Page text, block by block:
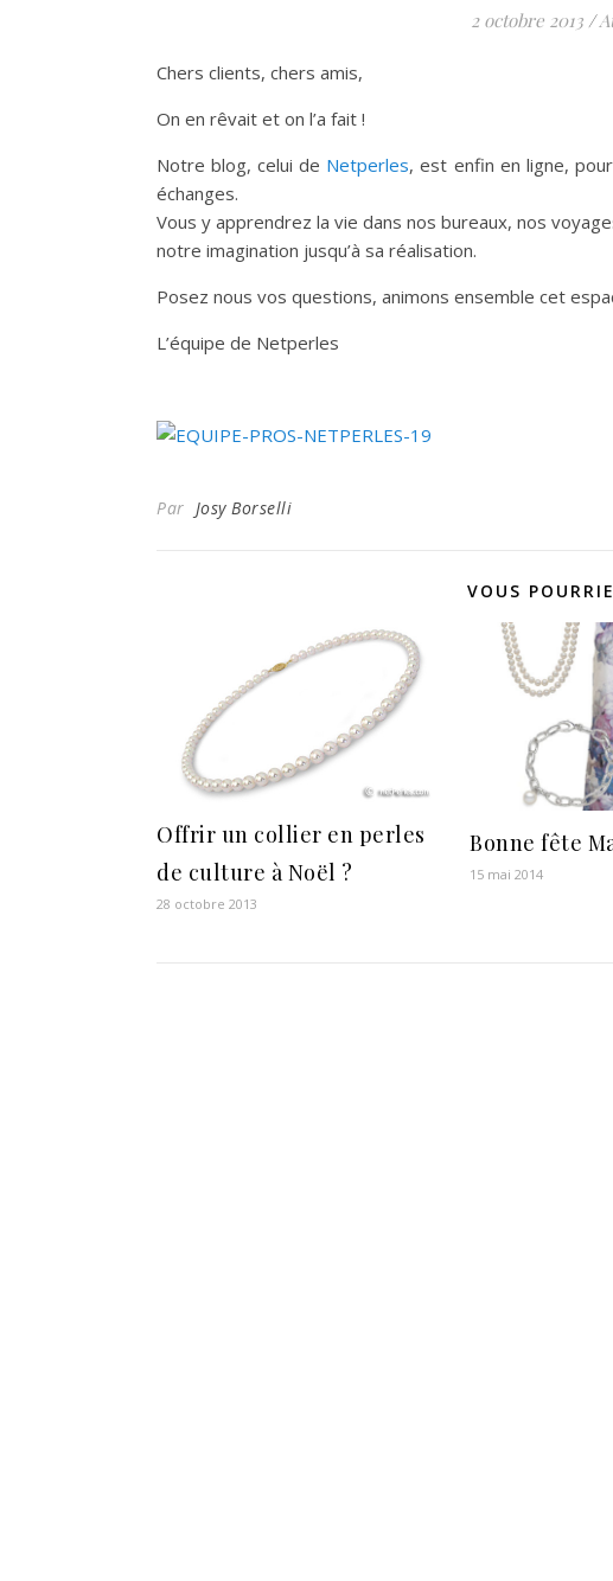
2 octobre 2013 /
Chers clients, chers amis,
On en rêvait et on l’a fait !
Notre blog, celui de Netperles, est enfin en ligne,
échanges.
Vous y apprendrez la vie dans nos bureaux, nos
notre imagination jusqu’à sa réalisation.
Posez nous vos questions, animons ensemble cet
L’équipe de Netperles
Par Josy Borselli
VOUS
Offrir un collier en perles
de culture à Noël ?
28 octobre 2013
Bonne fête
15 mai 2014